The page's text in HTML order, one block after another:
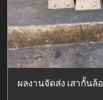
ผลงานจัดส่ง เสากั้นล้อ